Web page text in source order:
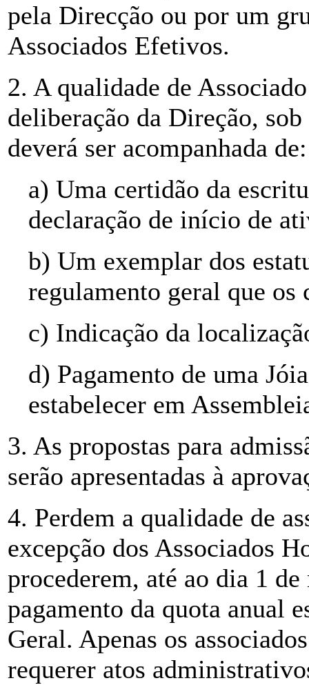
pela Direcção ou por um
Associados Efetivos.
2. A qualidade de
deliberação da Direção,
deverá ser acompanhada de:
a) Uma certidão da
declaração de início de
b) Um exemplar dos
regulamento geral que os
c) Indicação da
d) Pagamento de uma
estabelecer em
3. As propostas para
serão apresentadas à
4. Perdem a qualidade de
excepção dos Associados
procederem, até ao dia 1
pagamento da quota anual
Geral. Apenas os
requerer atos